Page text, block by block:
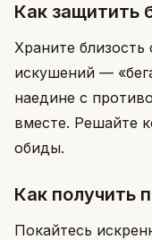
Как защитить
Храните близость
искушений —
наедине с
вместе. Решайте
обиды.
Как получить
Покайтесь